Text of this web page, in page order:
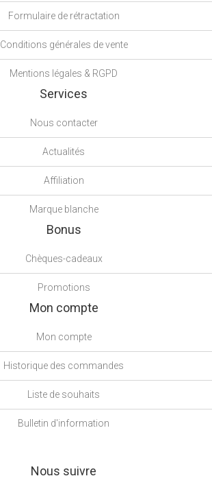
Formulaire de rétractation
Conditions générales de vente
Mentions légales & RGPD
Services
Nous contacter
Actualités
Affiliation
Marque blanche
Bonus
Chèques-cadeaux
Promotions
Mon compte
Mon compte
Historique des commandes
Liste de souhaits
Bulletin d'information
Nous suivre